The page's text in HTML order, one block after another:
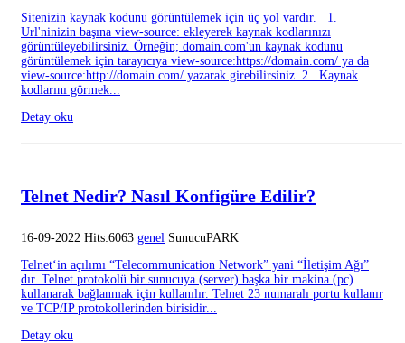
Sitenizin kaynak kodunu görüntülemek için üç yol vardır. 1.
Url'ninizin başına view-source: ekleyerek kaynak kodlarınızı
görüntüleyebilirsiniz. Örneğin; domain.com'un kaynak kodunu
görüntülemek için tarayıcıya view-source:https://domain.com/ ya da
view-source:http://domain.com/ yazarak girebilirsiniz. 2. Kaynak
kodlarını görmek...
Detay oku
Telnet Nedir? Nasıl Konfigüre Edilir?
16-09-2022 Hits:6063 genel SunucuPARK
Telnet‘in açılımı “Telecommunication Network” yani “İletişim Ağı”
dır. Telnet protokolü bir sunucuya (server) başka bir makina (pc)
kullanarak bağlanmak için kullanılır. Telnet 23 numaralı portu kullanır
ve TCP/IP protokollerinden birisidir...
Detay oku